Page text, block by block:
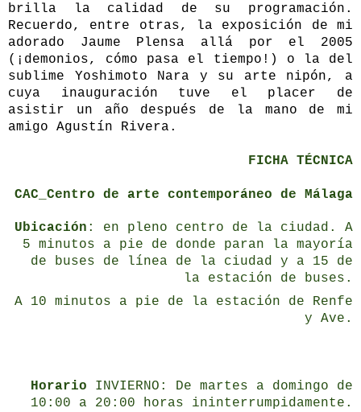
brilla la calidad de su programación.
Recuerdo, entre otras, la exposición de mi
adorado Jaume Plensa allá por el 2005
(¡demonios, cómo pasa el tiempo!) o la del
sublime Yoshimoto Nara y su arte nipón, a
cuya inauguración tuve el placer de
asistir un año después de la mano de mi
amigo Agustín Rivera.
FICHA TÉCNICA
CAC_Centro de arte contemporáneo de Málaga
Ubicación : en pleno centro de la ciudad. A
5 minutos a pie de donde paran la mayoría
de buses de línea de la ciudad y a 15 de
la estación de buses.
A 10 minutos a pie de la estación de Renfe
y Ave.
Horario INVIERNO: De martes a domingo de
10:00 a 20:00 horas ininterrumpidamente.